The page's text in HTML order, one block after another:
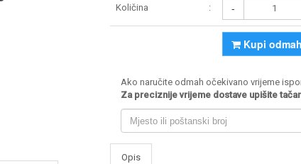
Količina -
Kupi odmah
Ako naručite odmah očekivano vrijeme
Za preciznije vrijeme dostave upišite
Opis